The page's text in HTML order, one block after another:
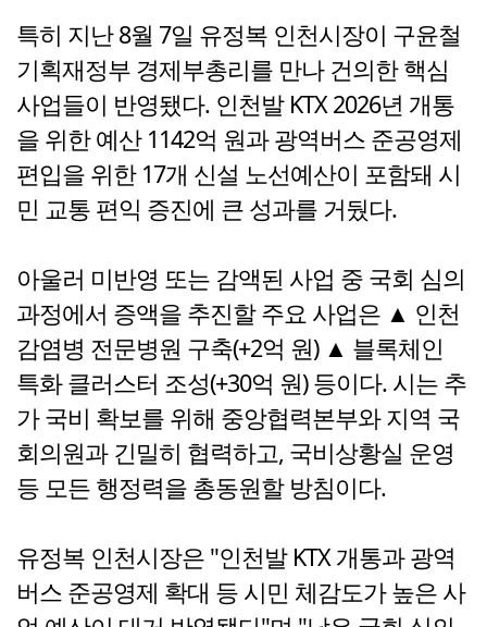
특히 지난 8월 7일 유정복 인천시장이 구윤철
기획재정부 경제부총리를 만나 건의한 핵심
사업들이 반영됐다. 인천발 KTX 2026년 개통
을 위한 예산 1142억 원과 광역버스 준공영제
편입을 위한 17개 신설 노선예산이 포함돼 시
민 교통 편익 증진에 큰 성과를 거뒀다.
아울러 미반영 또는 감액된 사업 중 국회 심의
과정에서 증액을 추진할 주요 사업은 ▲ 인천
감염병 전문병원 구축(+2억 원) ▲ 블록체인
특화 클러스터 조성(+30억 원) 등이다. 시는 추
가 국비 확보를 위해 중앙협력본부와 지역 국
회의원과 긴밀히 협력하고, 국비상황실 운영
등 모든 행정력을 총동원할 방침이다.
유정복 인천시장은 "인천발 KTX 개통과 광역
버스 준공영제 확대 등 시민 체감도가 높은 사